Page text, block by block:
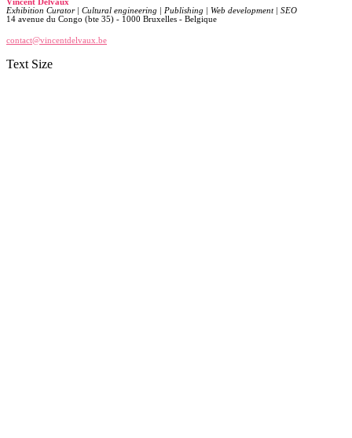
Vincent Delvaux
Exhibition Curator | Cultural engineering | Publishing | Web development | SEO
14 avenue du Congo (bte 35) - 1000 Bruxelles - Belgique
contact@vincentdelvaux.be
Text Size